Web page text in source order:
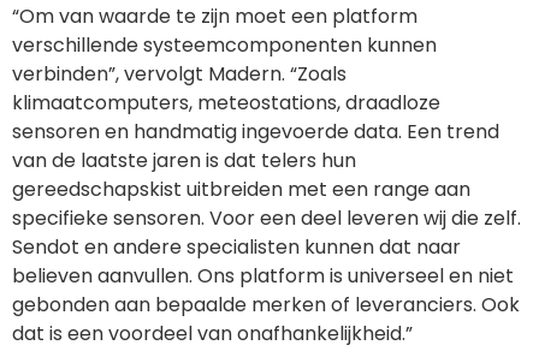
“Om van waarde te zijn moet een platform
verschillende systeemcomponenten kunnen
verbinden”, vervolgt Madern. “Zoals
klimaatcomputers, meteostations, draadloze
sensoren en handmatig ingevoerde data. Een trend
van de laatste jaren is dat telers hun
gereedschapskist uitbreiden met een range aan
specifieke sensoren. Voor een deel leveren wij die zelf.
Sendot en andere specialisten kunnen dat naar
believen aanvullen. Ons platform is universeel en niet
gebonden aan bepaalde merken of leveranciers. Ook
dat is een voordeel van onafhankelijkheid.”